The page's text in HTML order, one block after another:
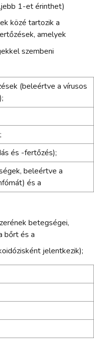
1-et érinthet)
közé tartozik a
amelyek
szembeni
(beleértve a vírusos
és -fertőzés);
beleértve a
és a
betegségei,
bőrt és a
jelentkezik);